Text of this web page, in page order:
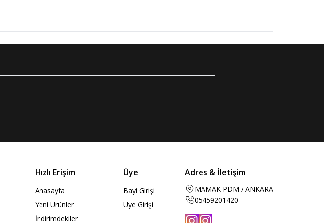
Hızlı Erişim
Anasayfa
Yeni Ürünler
İndirimdekiler
Üye
Bayi Girişi
Üye Girişi
Adres & İletişim
MAMAK PDM / ANKARA
05459201420